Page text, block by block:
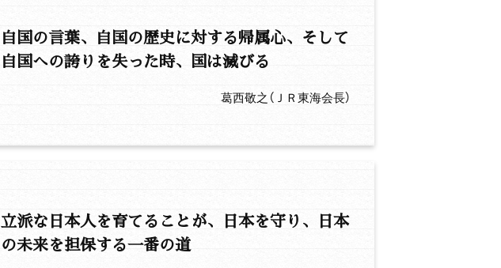
自国の言葉、自国の歴史に対する帰属心、そして
自国への誇りを失った時、国は滅びる
葛西敬之（ＪＲ東海会長）
立派な日本人を育てることが、日本を守り、日本
の未来を担保する一番の道